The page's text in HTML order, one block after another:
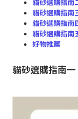
貓砂選購指南
貓砂選購指南
貓砂選購指南
貓砂選購指南
好物推薦
貓砂選購指南